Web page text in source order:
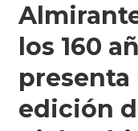
los 160
presenta
edición